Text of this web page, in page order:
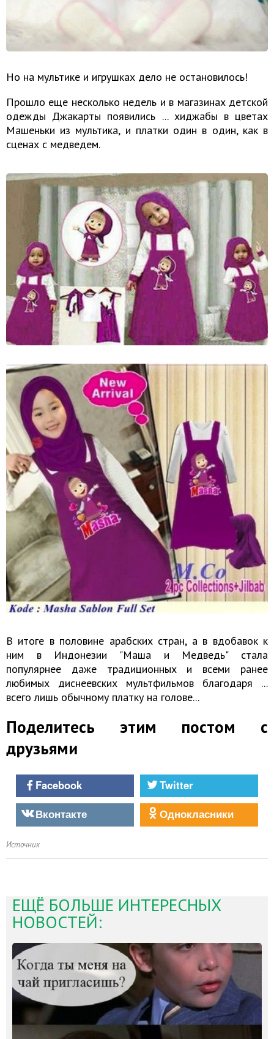
Но на мультике и игрушках дело не остановилось!
Прошло еще несколько недель и в магазинах детской
одежды Джакарты появились ... хиджабы в цветах
Машеньки из мультика, и платки один в один, как в
сценах с медведем.
В итоге в половине арабских стран, а в вдобавок к
ним в Индонезии "Маша и Медведь" стала
популярнее даже традиционных и всеми ранее
любимых диснеевских мультфильмов благодаря ...
всего лишь обычному платку на голове...
Поделитесь этим постом с
друзьями
Facebook
Twitter
Вконтакте
Однокласники
Источник
ЕЩЁ БОЛЬШЕ ИНТЕРЕСНЫХ
НОВОСТЕЙ: